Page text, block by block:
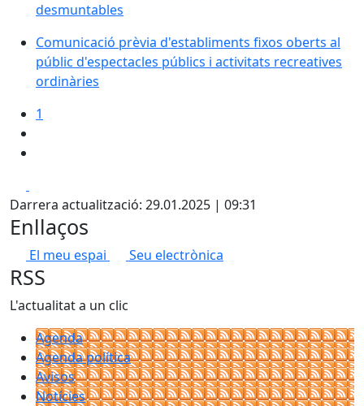
desmuntables
Comunicació prèvia d'establiments fixos oberts al
públic d'espectacles públics i activitats recreatives
ordinàries
1
Darrera actualització: 29.01.2025 | 09:31
Enllaços
El meu espai Seu electrònica
RSS
L'actualitat a un clic
Agenda
Agenda política
Avisos
Notícies